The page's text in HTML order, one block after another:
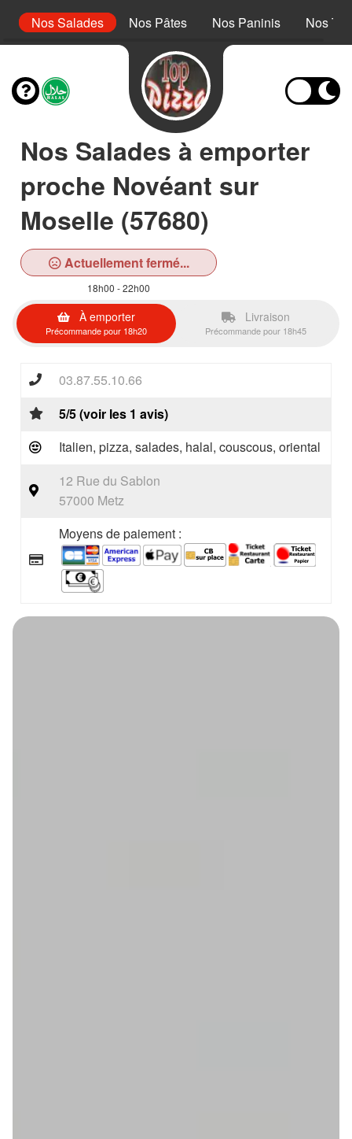
Nos Salades Nos Pâtes Nos Paninis Nos
Nos Salades à emporter
proche Novéant sur
Moselle (57680)
Actuellement fermé...
18h00 - 22h00
À emporter
Précommande pour 18h20
Livraison
Précommande pour 18h45
03.87.55.10.66
5/5 (voir les 1 avis)
Italien, pizza, salades, halal, couscous, oriental
12 Rue du Sablon
57000 Metz
Moyens de paiement :